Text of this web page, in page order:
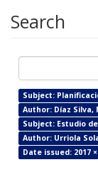
Search
Subject:
Author: Díaz Silva,
Subject: Estudio
Author: Urriola
Date issued: 2017 ×